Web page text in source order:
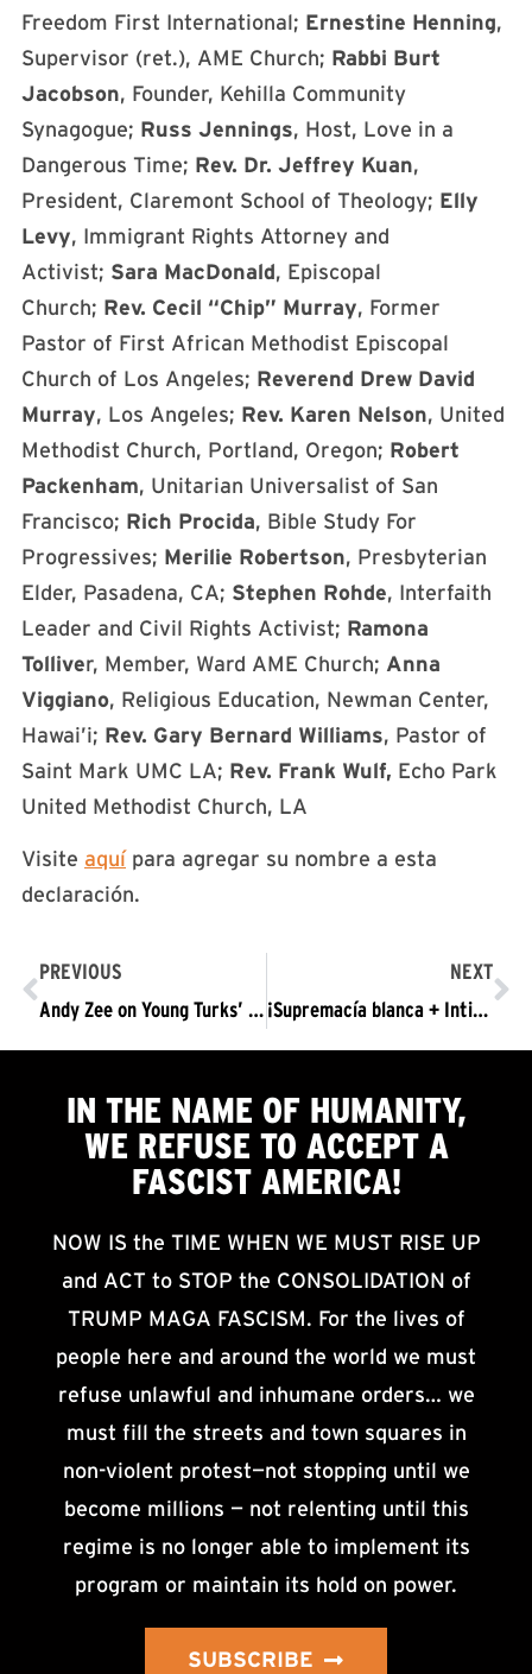
Freedom First International; Ernestine Henning,
Supervisor (ret.), AME Church; Rabbi Burt
Jacobson, Founder, Kehilla Community
Synagogue; Russ Jennings, Host, Love in a
Dangerous Time; Rev. Dr. Jeffrey Kuan,
President, Claremont School of Theology; Elly
Levy, Immigrant Rights Attorney and
Activist; Sara MacDonald, Episcopal
Church; Rev. Cecil “Chip” Murray, Former
Pastor of First African Methodist Episcopal
Church of Los Angeles; Reverend Drew David
Murray, Los Angeles; Rev. Karen Nelson, United
Methodist Church, Portland, Oregon; Robert
Packenham, Unitarian Universalist of San
Francisco; Rich Procida, Bible Study For
Progressives; Merilie Robertson, Presbyterian
Elder, Pasadena, CA; Stephen Rohde, Interfaith
Leader and Civil Rights Activist; Ramona
Tolliver, Member, Ward AME Church; Anna
Viggiano, Religious Education, Newman Center,
Hawai’i; Rev. Gary Bernard Williams, Pastor of
Saint Mark UMC LA; Rev. Frank Wulf, Echo Park
United Methodist Church, LA
Visite aquípara agregar su nombre a esta
declaración.​
PREVIOUS
Andy Zee on Young Turks’ The Damage Report
NEXT
¡Supremacía blanca + Intimidación de votantes y Robo de votos = Fascismo! ¡Trump-Pence Fuera Ya! ¡A defender el derecho de votar!
IN THE NAME OF HUMANITY,
WE REFUSE TO ACCEPTA
FASCIST AMERICA!
NOW IS the TIME WHEN WE MUST RISE UP
and ACT to STOP the CONSOLIDATION of
TRUMP MAGA FASCISM. For the lives of
people here and around the world we must
refuse unlawful and inhumane orders… we
must fill the streets and town squares in
non-violent protest—not stopping until we
become millions — not relenting until this
regime is no longer able to implement its
program or maintain its hold on power.
SUBSCRIBE